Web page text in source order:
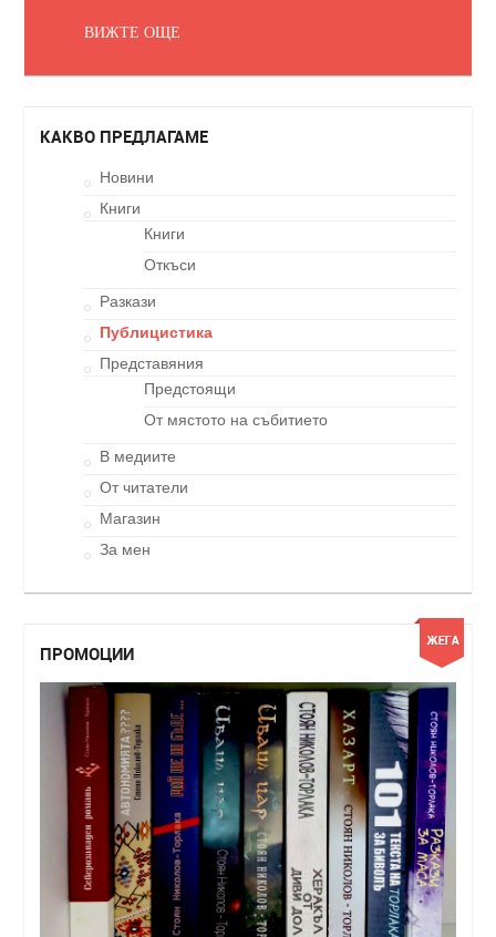
ВИЖТЕ ОЩЕ
КАКВО ПРЕДЛАГАМЕ
Новини
Книги
Книги
Откъси
Разкази
Публицистика
Представяния
Предстоящи
От мястото на събитието
В медиите
От читатели
Магазин
За мен
ПРОМОЦИИ